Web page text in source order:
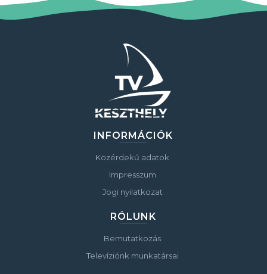
INFORMÁCIÓK
Közérdekű adatok
Impresszum
Jogi nyilatkozat
RÓLUNK
Bemutatkozás
Televíziónk munkatársai